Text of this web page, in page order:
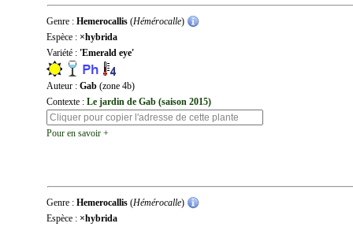
Genre : Hemerocallis (Hémérocalle)
Espèce : ×hybrida
Variété : 'Emerald eye'
Auteur : Gab (zone 4b)
Contexte : Le jardin de Gab (saison 2015)
Pour en savoir +
Genre : Hemerocallis (Hémérocalle)
Espèce : ×hybrida